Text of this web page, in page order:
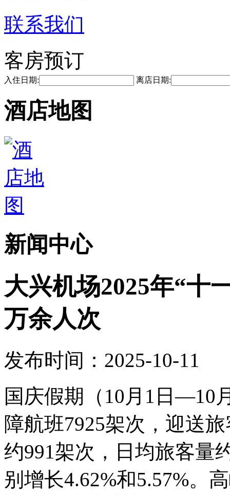
联系我们
客房预订
入住日期: 离店日期:
酒店地图
新闻中心
大兴机场2025年“十
万余人次
发布时间：2025-10-11
国庆假期（10月1日—10
障航班7925架次，迎送
约991架次，日均旅客量
别增长4.62%和5.57%。